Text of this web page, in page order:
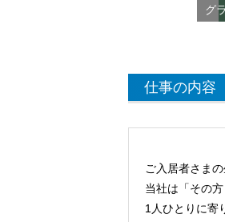
グ
仕事の内容
ご入居者さま
当社は「その
1人ひとりに寄